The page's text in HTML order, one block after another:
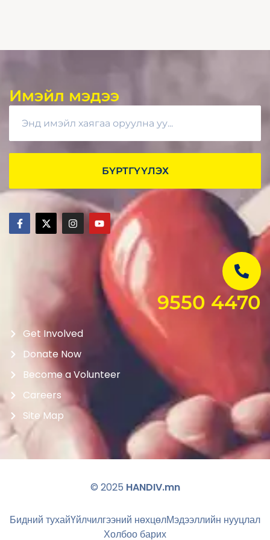
Имэйл мэдээ
БҮРТГҮҮЛЭХ
9550 4470
Get Involved
Donate Now
Become a Volunteer
Careers
Site Map
© 2025 HANDIV.mn
Бидний тухайҮйлчилгээний нөхцөлМэдээллийн нууцлал
Холбоо барих